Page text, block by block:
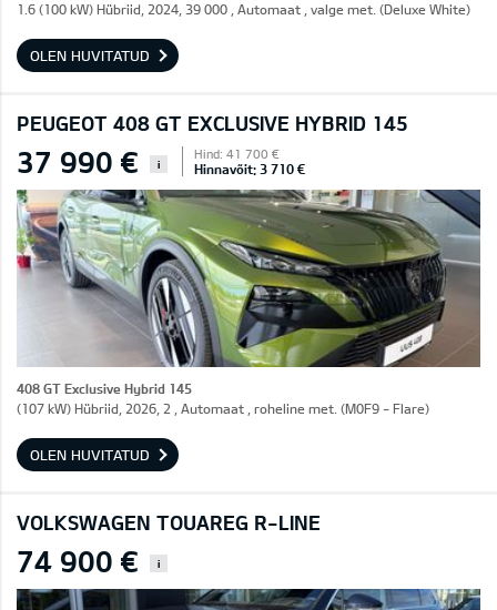
1.6 (100 kW) Hübriid, 2024, 39 000 , Automaat , valge met. (Deluxe White)
OLEN HUVITATUD
PEUGEOT 408 GT EXCLUSIVE HYBRID 145
37 990 € i
Hind: 41 700 €
Hinnavõit: 3 710 €
408 GT Exclusive Hybrid 145
(107 kW) Hübriid, 2026, 2 , Automaat , roheline met. (M0F9 - Flare)
OLEN HUVITATUD
VOLKSWAGEN TOUAREG R-LINE
74 900 € i